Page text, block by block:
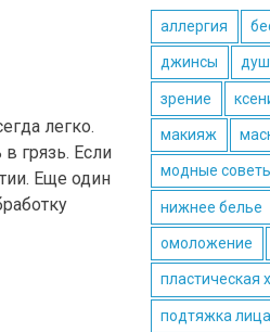
легко.
грязь. Если
Еще один
аллергия
джинсы душ
зрение
макияж
модные
нижнее белье
омоложение
пластическая
подтяжка лица